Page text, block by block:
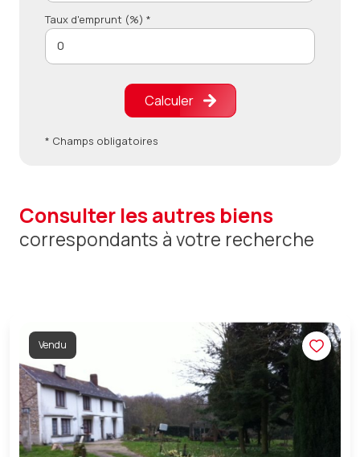
Taux d'emprunt (%) *
Calculer
* Champs obligatoires
consulter les autres biens
correspondants à votre recherche
Vendu